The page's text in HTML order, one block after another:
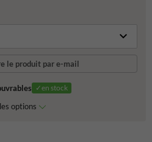
le produit par e-mail
✓en stock
options